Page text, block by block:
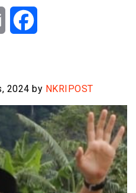
Email
2024 by NKRIPOST